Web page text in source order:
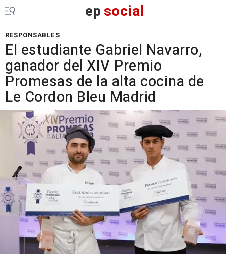
epsocial
RESPONSABLES
El estudiante Gabriel Navarro,
ganador del XIV Premio
Promesas de la alta cocina de
Le Cordon Bleu Madrid